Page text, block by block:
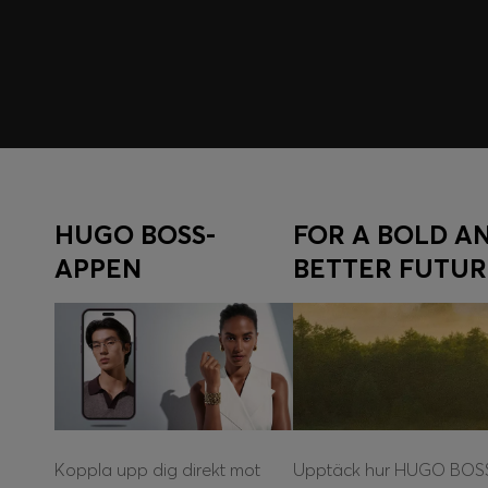
HUGO BOSS-
APPEN
Koppla upp dig direkt mot
FOR A BOLD
BETTER
Upptäck hur HUGO